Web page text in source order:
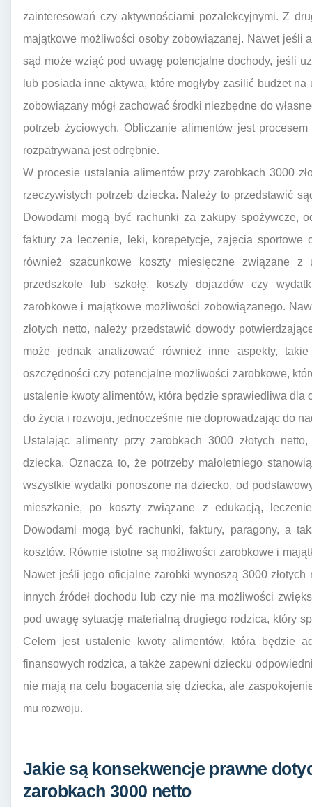
zainteresowań czy aktywnościami pozalekcyjnymi. Z
majątkowe możliwości osoby zobowiązanej. Nawet jeśli
sąd może wziąć pod uwagę potencjalne dochody, jeśli
lub posiada inne aktywa, które mogłyby zasilić budżet
zobowiązany mógł zachować środki niezbędne do
potrzeb życiowych. Obliczanie alimentów jest
rozpatrywana jest odrębnie.
W procesie ustalania alimentów przy zarobkach 3000
rzeczywistych potrzeb dziecka. Należy to przedstawić
Dowodami mogą być rachunki za zakupy spożywcze,
faktury za leczenie, leki, korepetycje, zajęcia sportowe
również szacunkowe koszty miesięczne związane
przedszkole lub szkołę, koszty dojazdów czy
zarobkowe i majątkowe możliwości zobowiązanego.
złotych netto, należy przedstawić dowody
może jednak analizować również inne aspekty,
oszczędności czy potencjalne możliwości zarobkowe,
ustalenie kwoty alimentów, która będzie sprawiedliwa
do życia i rozwoju, jednocześnie nie doprowadzając do
Ustalając alimenty przy zarobkach 3000 złotych
dziecka. Oznacza to, że potrzeby małoletniego
wszystkie wydatki ponoszone na dziecko, od
mieszkanie, po koszty związane z edukacją,
Dowodami mogą być rachunki, faktury, paragony, a
kosztów. Równie istotne są możliwości zarobkowe i
Nawet jeśli jego oficjalne zarobki wynoszą 3000
innych źródeł dochodu lub czy nie ma możliwości
pod uwagę sytuację materialną drugiego rodzica, który
Celem jest ustalenie kwoty alimentów, która będzie
finansowych rodzica, a także zapewni dziecku
nie mają na celu bogacenia się dziecka, ale
mu rozwoju.
Jakie są konsekwencje prawne
zarobkach 3000 netto